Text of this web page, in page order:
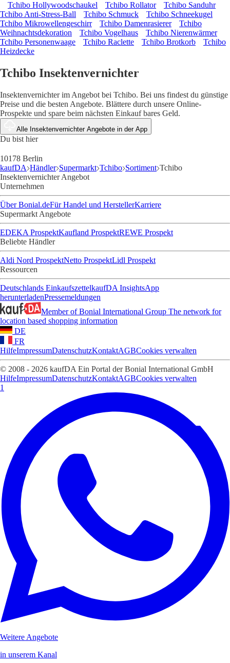
Tchibo Hollywoodschaukel Tchibo Rollator
Tchibo Sanduhr
Tchibo Anti-Stress-Ball
Tchibo Schmuck
Tchibo Schneekugel
Tchibo Mikrowellengeschirr
Tchibo Damenrasierer
Tchibo
Weihnachtsdekoration
Tchibo Vogelhaus
Tchibo Nierenwärmer
Tchibo Personenwaage
Tchibo Raclette Tchibo Brotkorb
Tchibo
Heizdecke
Tchibo Insektenvernichter
Insektenvernichter im Angebot bei Tchibo. Bei uns findest du günstige
Preise und die besten Angebote. Blättere durch unsere Online-
Prospekte und spare beim nächsten Einkauf bares Geld.
Alle Insektenvernichter Angebote in der App
Du bist hier
10178 Berlin
kaufDA Händler Supermarkt Tchibo Sortiment Tchibo
Insektenvernichter Angebot
Unternehmen
Über Bonial.deFür Handel und HerstellerKarriere
Supermarkt Angebote
EDEKA ProspektKaufland ProspektREWE Prospekt
Beliebte Händler
Aldi Nord ProspektNetto ProspektLidl Prospekt
Ressourcen
Deutschlands EinkaufszettelkaufDA InsightsApp
herunterladenPressemeldungen
Member of Bonial International Group The network for
location based shopping information
DE
FR
HilfeImpressumDatenschutzKontaktAGBCookies verwalten
© 2008 - 2026 kaufDA Ein Portal der Bonial International GmbH
HilfeImpressumDatenschutzKontaktAGBCookies verwalten
1
Weitere Angebote
in unserem Kanal